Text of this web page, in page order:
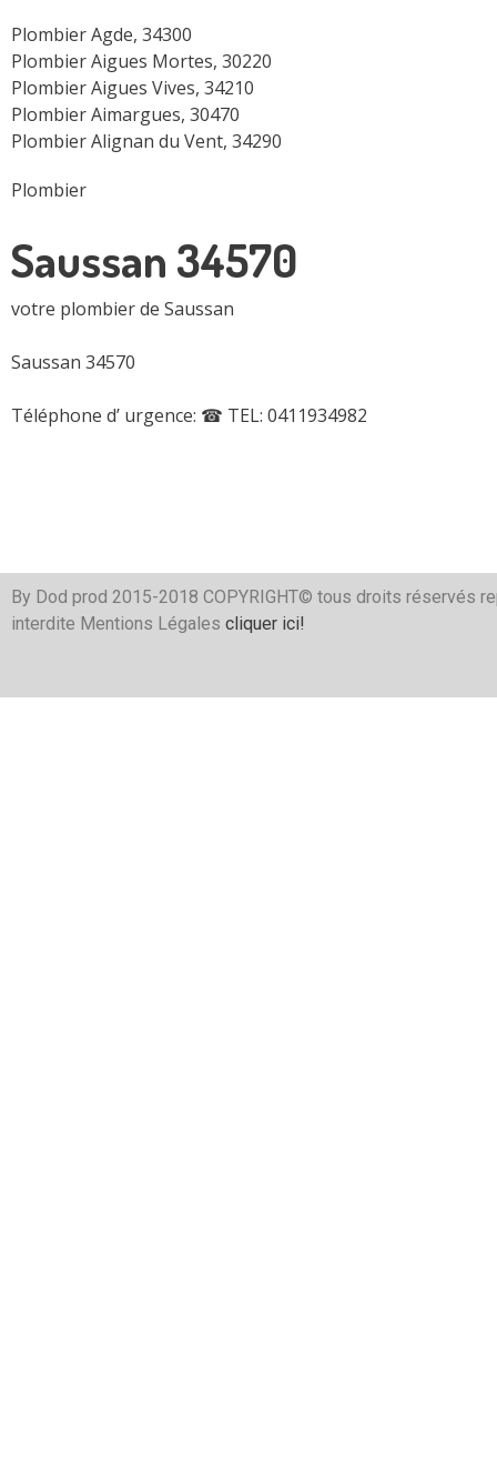
Plombier Agde, 34300
Plombier Aigues Mortes, 30220
Plombier Aigues Vives, 34210
Plombier Aimargues, 30470
Plombier Alignan du Vent, 34290
Plombier
Saussan 34570
votre plombier de Saussan
Saussan 34570
Téléphone d’ urgence: ☎ TEL: 0411934982
By Dod prod 2015-2018 COPYRIGHT© tous droits réservés
interdite Mentions Légales cliquer ici!